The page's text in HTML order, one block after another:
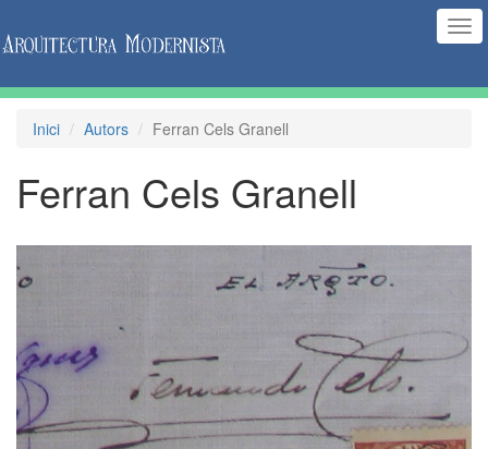
Inici Autors Ferran Cels Granell
Ferran Cels Granell